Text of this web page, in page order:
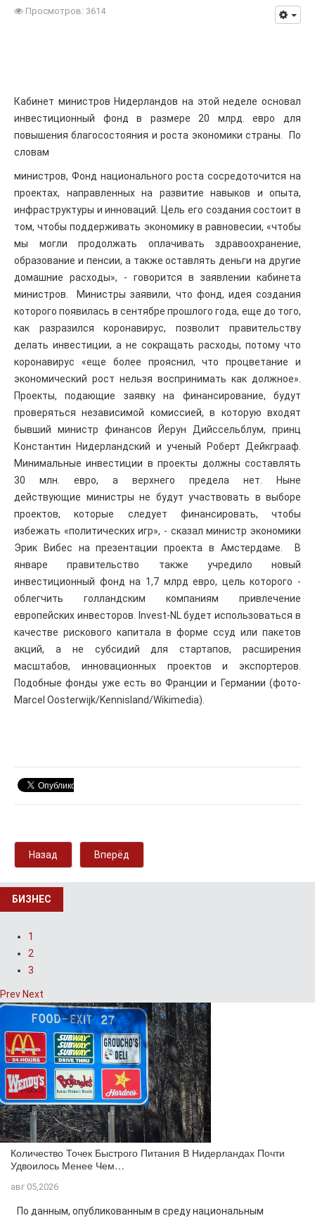
Просмотров: 3614
Кабинет министров Нидерландов на этой неделе основал
инвестиционный фонд в размере 20 млрд. евро для
повышения благосостояния и роста экономики страны. По
словам
министров, Фонд национального роста сосредоточится на
проектах, направленных на развитие навыков и опыта,
инфраструктуры и инноваций. Цель его создания состоит в
том, чтобы поддерживать экономику в равновесии, «чтобы
мы могли продолжать оплачивать здравоохранение,
образование и пенсии, а также оставлять деньги на другие
домашние расходы», - говорится в заявлении кабинета
министров. Министры заявили, что фонд, идея создания
которого появилась в сентябре прошлого года, еще до того,
как разразился коронавирус, позволит правительству
делать инвестиции, а не сокращать расходы, потому что
коронавирус «еще более прояснил, что процветание и
экономический рост нельзя воспринимать как должное».
Проекты, подающие заявку на финансирование, будут
проверяться независимой комиссией, в которую входят
бывший министр финансов Йерун Дийссельблум, принц
Константин Нидерландский и ученый Роберт Дейкграаф.
Минимальные инвестиции в проекты должны составлять
30 млн. евро, а верхнего предела нет. Ныне
действующие министры не будут участвовать в выборе
проектов, которые следует финансировать, чтобы
избежать «политических игр», - сказал министр экономики
Эрик Вибес на презентации проекта в Амстердаме. В
январе правительство также учредило новый
инвестиционный фонд на 1,7 млрд евро, цель которого -
облегчить голландским компаниям привлечение
европейских инвесторов. Invest-NL будет использоваться в
качестве рискового капитала в форме ссуд или пакетов
акций, а не субсидий для стартапов, расширения
масштабов, инновационных проектов и экспортеров.
Подобные фонды уже есть во Франции и Германии (фото-
Marcel Oosterwijk/Kennisland/Wikimedia).
Назад Вперёд
БИЗНЕС
1
2
3
Prev Next
Количество Точек Быстрого Питания В Нидерландах Почти
Удвоилось Менее Чем…
авг 05,2026
По данным, опубликованным в среду национальным